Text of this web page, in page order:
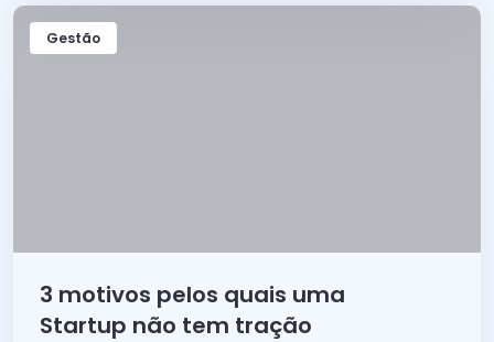
Gestão
3 motivos pelos quais uma
Startup não tem tração